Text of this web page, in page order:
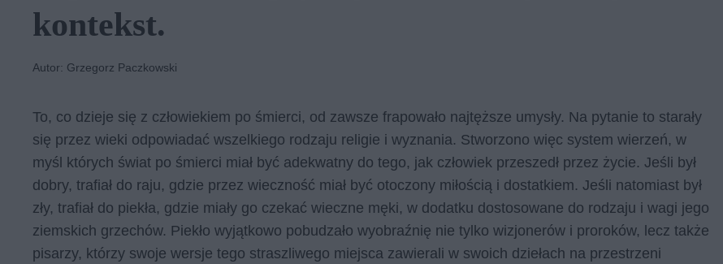
kontekst.
Autor: Grzegorz Paczkowski
To, co dzieje się z człowiekiem po śmierci, od zawsze frapowało najtęższe umysły. Na pytanie to starały
się przez wieki odpowiadać wszelkiego rodzaju religie i wyznania. Stworzono więc system wierzeń, w
myśl których świat po śmierci miał być adekwatny do tego, jak człowiek przeszedł przez życie. Jeśli był
dobry, trafiał do raju, gdzie przez wieczność miał być otoczony miłością i dostatkiem. Jeśli natomiast był
zły, trafiał do piekła, gdzie miały go czekać wieczne męki, w dodatku dostosowane do rodzaju i wagi jego
ziemskich grzechów. Piekło wyjątkowo pobudzało wyobraźnię nie tylko wizjonerów i proroków, lecz także
pisarzy, którzy swoje wersje tego straszliwego miejsca zawierali w swoich dziełach na przestrzeni